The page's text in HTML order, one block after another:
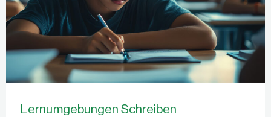
Lernumgebungen Schreiben